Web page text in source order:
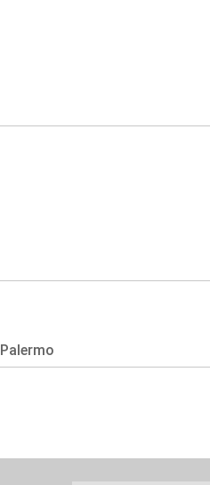
Palermo